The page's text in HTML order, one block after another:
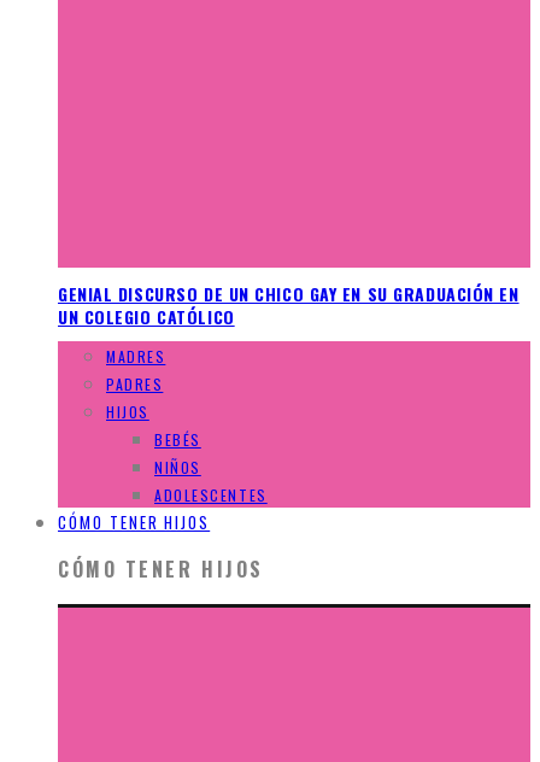
GENIAL DISCURSO DE UN CHICO GAY EN SU GRADUACIÓN EN
UN COLEGIO CATÓLICO
MADRES
PADRES
HIJOS
BEBÉS
NIÑOS
ADOLESCENTES
CÓMO TENER HIJOS
CÓMO TENER HIJOS